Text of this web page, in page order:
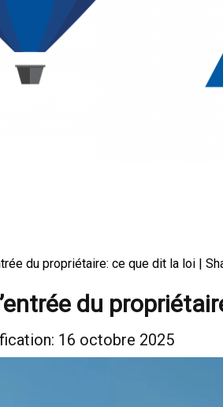
du propriétaire: ce que dit la loi |
du
16 octobre 2025